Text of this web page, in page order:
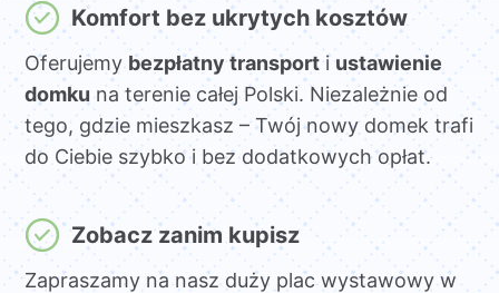
Komfort bez ukrytych kosztów
Oferujemybezpłatny transporti ustawienie
domkuna terenie całej Polski. Niezależnie od
tego, gdzie mieszkasz – Twój nowy domek trafi
do Ciebie szybko i bez dodatkowych opłat.
Zobacz zanim kupisz
Zapraszamy na nasz duży plac wystawowy w